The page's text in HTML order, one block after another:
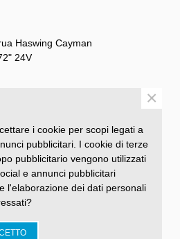
Haswing Cayman
24V
uno tra i migliori
perfettamente il suo
perde un colpo, lo
che ha.
07/2026
i cookie per scopi legati a
pubblicitari. I cookie di terze
pubblicitario vengono utilizzati
e annunci pubblicitari
l'elaborazione dei dati personali
×